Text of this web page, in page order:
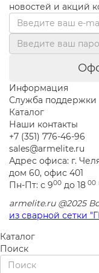
новостей и акций
Информация
Служба поддержки
Каталог
Наши контакты
+7 (351) 776-46-96
sales@armelite.ru
Адрес офиса: г.
дом 60, офис 401
Пн-Пт: с 900 до 18 00
armelite.ru @2025
из сварной сетки
Каталог
Поиск